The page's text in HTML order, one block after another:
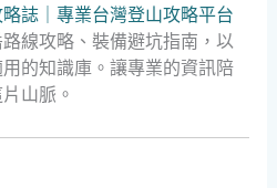
誌｜專業台灣登山攻略平台
線攻略、裝備避坑指南，以
的知識庫。讓專業的資訊陪
山脈。